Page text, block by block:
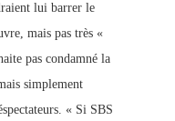
lui barrer le
mais pas très «
pas condamné la
simplement
« Si SBS